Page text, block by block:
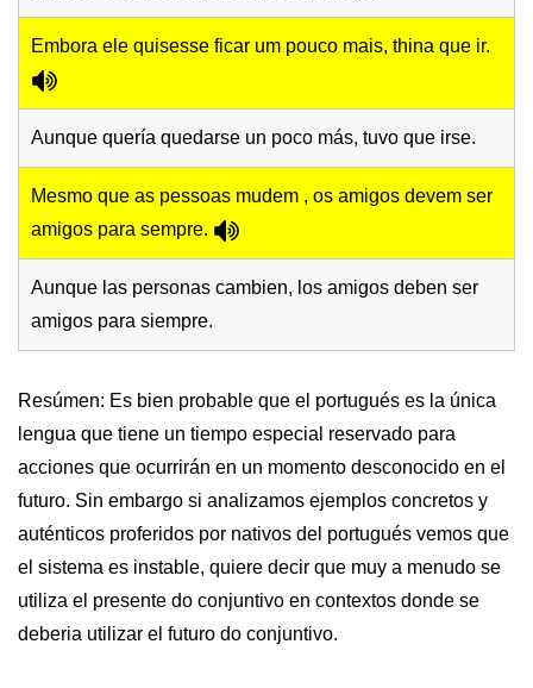
Embora ele quisesse ficar um pouco mais, thina que ir.
Aunque quería quedarse un poco más, tuvo que irse.
Mesmo que as pessoas mudem , os amigos devem ser
amigos para sempre.
Aunque las personas cambien, los amigos deben ser
amigos para siempre.
Resúmen: Es bien probable que el portugués es la única
lengua que tiene un tiempo especial reservado para
acciones que ocurrirán en un momento desconocido en el
futuro. Sin embargo si analizamos ejemplos concretos y
auténticos proferidos por nativos del portugués vemos que
el sistema es instable, quiere decir que muy a menudo se
utiliza el presente do conjuntivo en contextos donde se
deberia utilizar el futuro do conjuntivo.